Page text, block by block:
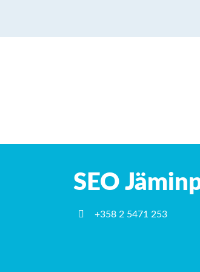
SEO
+358 2 5471 253